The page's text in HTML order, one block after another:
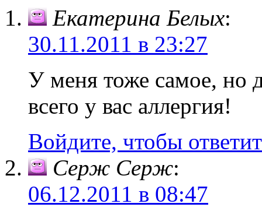
Екатерина Белых:
30.11.2011 в 23:27
У меня тоже самое, но
всего у вас аллергия!
Войдите, чтобы
Серж Серж:
06.12.2011 в 08:47